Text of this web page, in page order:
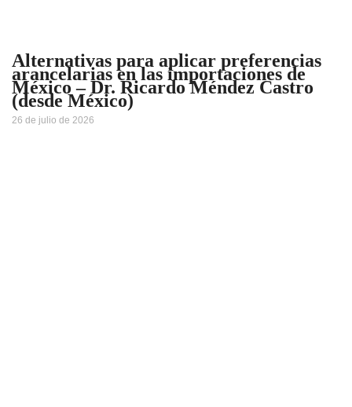
Alternativas para aplicar preferencias
arancelarias en las importaciones de
México – Dr. Ricardo Méndez Castro
(desde México)
26 de julio de 2026